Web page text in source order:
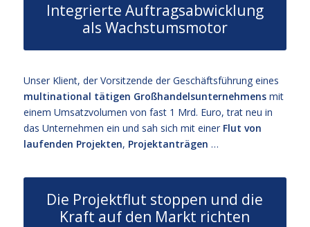
Integrierte Auftragsabwicklung
als Wachstumsmotor
Unser Klient, der Vorsitzende der Geschäftsführung eines
multinational tätigen Großhandelsunternehmensmit
einem Umsatzvolumen von fast 1 Mrd. Euro, trat neu in
das Unternehmen ein und sah sich mit einer Flut von
laufenden Projekten, Projektanträgen …
Die Projektflut stoppen und die
Kraft auf den Markt richten